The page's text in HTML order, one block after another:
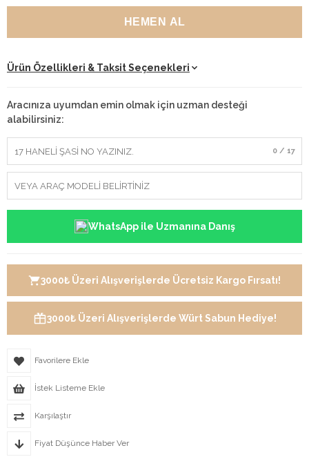
Ürün Özellikleri & Taksit Seçenekleri
Aracınıza uyumdan emin olmak için uzman desteği
alabilirsiniz:
0 / 17
WhatsApp ile Uzmanına Danış
3000₺ Üzeri Alışverişlerde Ücretsiz Kargo Fırsatı!
3000₺ Üzeri Alışverişlerde Würt Sabun Hediye!
Favorilere Ekle
İstek Listeme Ekle
Karşılaştır
Fiyat Düşünce Haber Ver